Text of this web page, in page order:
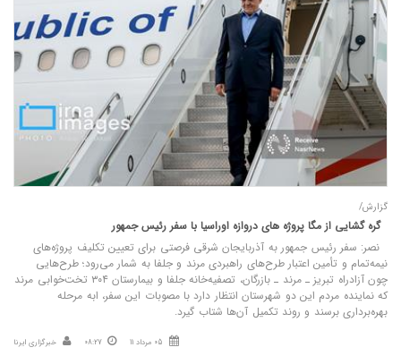
گزارش/
گره‌ گشایی از مگا پروژه‌ های دروازه اوراسیا با سفر رئیس‌ جمهور
نصر: سفر رئیس‌ جمهور به آذربایجان شرقی فرصتی برای تعیین تکلیف پروژه‌های
نیمه‌تمام و تأمین اعتبار طرح‌های راهبردی مرند و جلفا به شمار می‌رود؛ طرح‌هایی
چون آزادراه تبریز ـ مرند ـ بازرگان، تصفیه‌خانه جلفا و بیمارستان ۳۰۴ تخت‌خوابی مرند
که نماینده مردم این دو شهرستان انتظار دارد با مصوبات این سفر، ابه مرحله
بهره‌برداری برسند و روند تکمیل آن‌ها شتاب گیرد.
05 مرداد 11 08:27 خبرگزاری ایرنا